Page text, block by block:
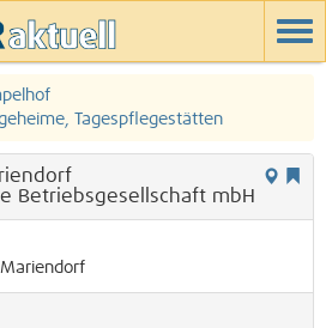
Tagespflegestätten
Betriebsgesellschaft mbH
Mariendorf